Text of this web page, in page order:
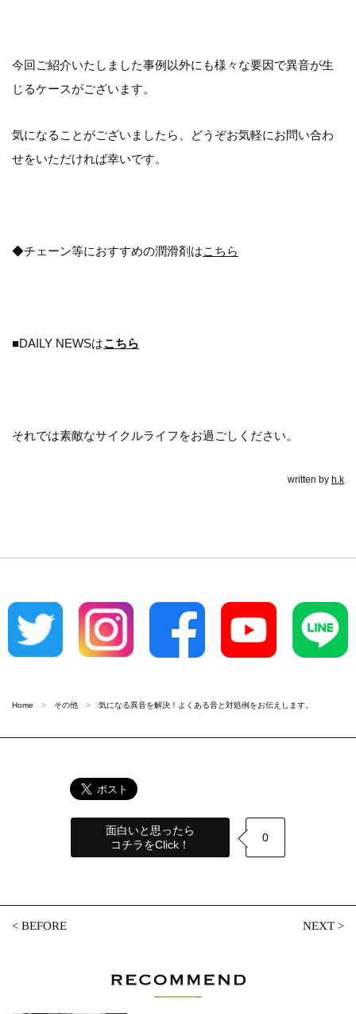
今回ご紹介いたしました事例以外にも様々な要因で異音が生
じるケースがございます。
気になることがございましたら、どうぞお気軽にお問い合わ
せをいただければ幸いです。
◆チェーン等におすすめの潤滑剤はこちら
■DAILY NEWSはこちら
それでは素敵なサイクルライフをお過ごしください。
written by h.k
Home その他 気になる異音を解決！よくある音と対処例をお伝えします。
面白いと思ったら
コチラをClick！
0
<BEFORE NEXT>